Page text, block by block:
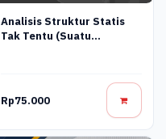
Analisis Struktur Statis
Tak Tentu (Suatu
Rp75.000